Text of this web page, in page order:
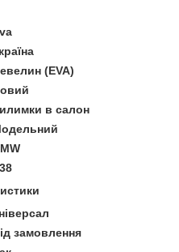
(EVA)
в салон
замовлення